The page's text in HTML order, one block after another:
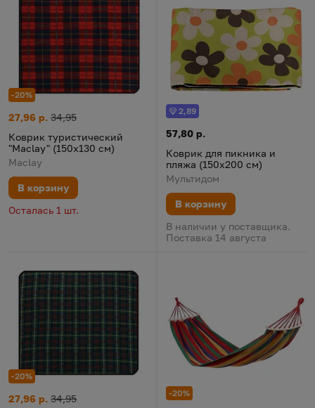
-20%
Коврик туристический "Maclay" (150х130 см)
Цена:
27,96 р.
Старая цена:
34,95
Коврик туристический
"Maclay" (150х130 см)
Maclay
В корзину
Осталась 1 шт.
Бонус
2,89
Коврик для пикника и пляжа
Цена:
57,80 р.
Коврик для пикника и
пляжа (150х200 см)
Мультидом
В корзину
В наличии у поставщика.
Поставка 14 августа
-20%
Коврик туристический "Maclay" (130х150х0,3 см)
Цена:
27,96 р.
Старая цена:
34,95
-20%